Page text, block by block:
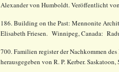
Alexander von Humboldt. Veröffentlicht
186. Building on the Past: Mennonite
Elisabeth Friesen. Winnipeg, Canada:
700. Familien register der Nachkommen
herausgegeben von R. P. Kerber.